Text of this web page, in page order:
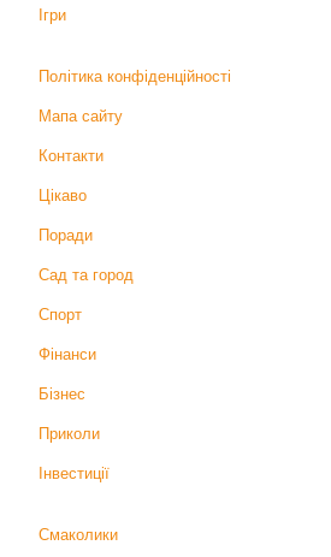
Ігри
Політика конфіденційності
Мапа сайту
Контакти
Цікаво
Поради
Сад та город
Спорт
Фінанси
Бізнес
Приколи
Інвестиції
Смаколики